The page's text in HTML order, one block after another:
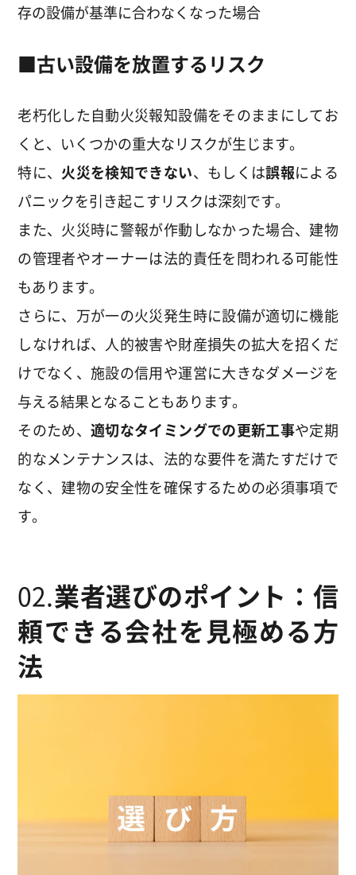
存の設備が基準に合わなくなった場合
■古い設備を放置するリスク
老朽化した自動火災報知設備をそのままにしてお
くと、いくつかの重大なリスクが生じます。
特に、 火災を検知できない、もしくは誤報による
パニックを引き起こすリスクは深刻です。
また、火災時に警報が作動しなかった場合、建物
の管理者やオーナーは法的責任を問われる可能性
もあります。
さらに、万が一の火災発生時に設備が適切に機能
しなければ、人的被害や財産損失の拡大を招くだ
けでなく、施設の信用や運営に大きなダメージを
与える結果となることもあります。
そのため、適切なタイミングでの更新工事や定期
的なメンテナンスは、法的な要件を満たすだけで
なく、建物の安全性を確保するための必須事項で
す。
02.業者選びのポイント：信
頼できる会社を見極める方
法